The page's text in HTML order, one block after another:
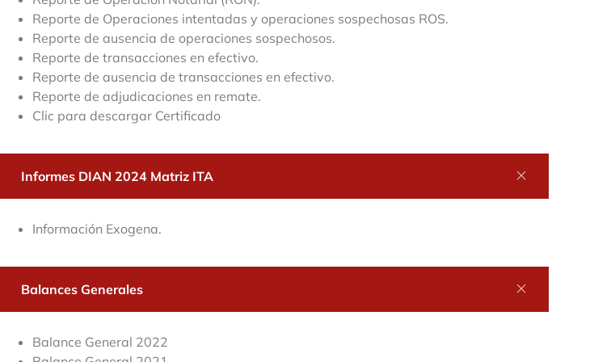
Reporte de Operaciones intentadas y operaciones sospechosas ROS.
Reporte de ausencia de operaciones sospechosos.
Reporte de transacciones en efectivo.
Reporte de ausencia de transacciones en efectivo.
Reporte de adjudicaciones en remate.
Clic para descargar Certificado
Informes DIAN 2024 Matriz ITA
Información Exogena.
Balances Generales
Balance General 2022